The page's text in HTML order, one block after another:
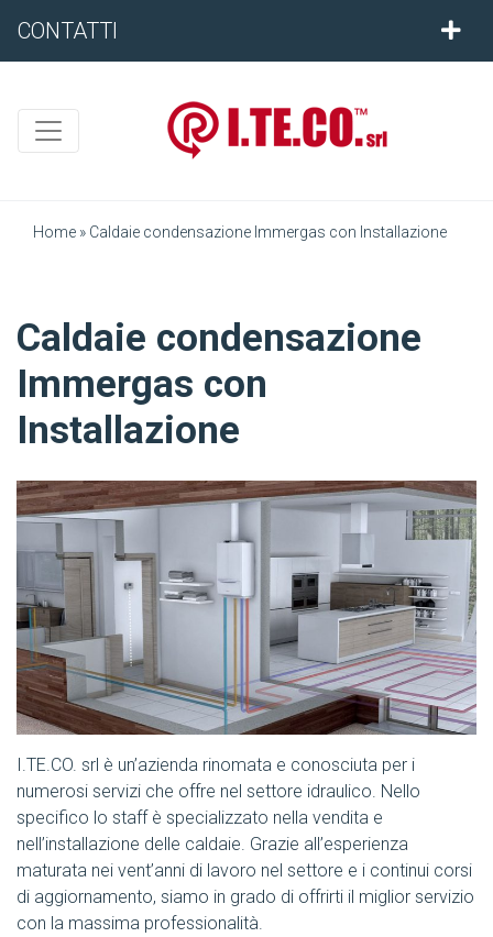
CONTATTI
Home » Caldaie condensazione Immergas con Installazione
Caldaie condensazione
Immergas con
Installazione
I.TE.CO. srl è un’azienda rinomata e conosciuta per i
numerosi servizi che offre nel settore idraulico. Nello
specifico lo staff è specializzato nella vendita e
nell’installazione delle caldaie. Grazie all’esperienza
maturata nei vent’anni di lavoro nel settore e i continui corsi
di aggiornamento, siamo in grado di offrirti il miglior servizio
con la massima professionalità.